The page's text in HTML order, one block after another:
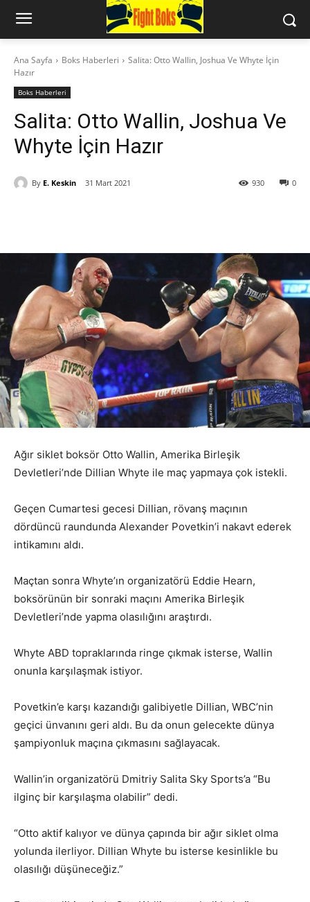
Ana Sayfa Boks Haberleri
Salita: Otto Wallin, Joshua Ve Whyte İçin
Hazır
Boks Haberleri
Salita: Otto Wallin, Joshua Ve
Whyte İçin Hazır
By E. Keskin 31 Mart 2021 0
930
Ağır siklet boksör Otto Wallin, Amerika Birleşik
Devletleri’nde Dillian Whyte ile maç yapmaya çok istekli.
Geçen Cumartesi gecesi Dillian, rövanş maçının
dördüncü raundunda Alexander Povetkin’i nakavt ederek
intikamını aldı.
Maçtan sonra Whyte’ın organizatörü Eddie Hearn,
boksörünün bir sonraki maçını Amerika Birleşik
Devletleri’nde yapma olasılığını araştırdı.
Whyte ABD topraklarında ringe çıkmak isterse, Wallin
onunla karşılaşmak istiyor.
Povetkin’e karşı kazandığı galibiyetle Dillian, WBC’nin
geçici ünvanını geri aldı. Bu da onun gelecekte dünya
şampiyonluk maçına çıkmasını sağlayacak.
Wallin’in organizatörü Dmitriy Salita Sky Sports’a “Bu
ilginç bir karşılaşma olabilir” dedi.
“Otto aktif kalıyor ve dünya çapında bir ağır siklet olma
yolunda ilerliyor. Dillian Whyte bu isterse kesinlikle bu
olasılığı düşüneceğiz.”